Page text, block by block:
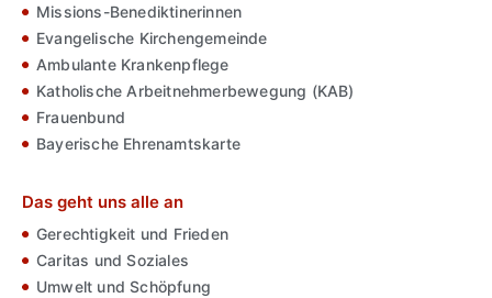
Missions-Benediktinerinnen
Evangelische Kirchengemeinde
Ambulante Krankenpflege
Katholische Arbeitnehmerbewegung (KAB)
Frauenbund
Bayerische Ehrenamtskarte
Das geht uns alle an
Gerechtigkeit und Frieden
Caritas und Soziales
Umwelt und Schöpfung